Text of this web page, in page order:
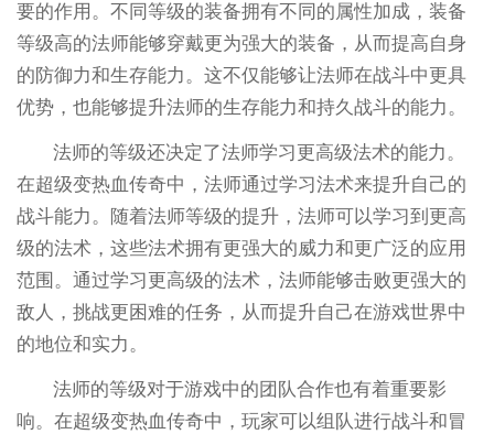
要的作用。不同等级的装备拥有不同的属性加成，装备
等级高的法师能够穿戴更为强大的装备，从而提高自身
的防御力和生存能力。这不仅能够让法师在战斗中更具
优势，也能够提升法师的生存能力和持久战斗的能力。
法师的等级还决定了法师学习更高级法术的能力。
在超级变热血传奇中，法师通过学习法术来提升自己的
战斗能力。随着法师等级的提升，法师可以学习到更高
级的法术，这些法术拥有更强大的威力和更广泛的应用
范围。通过学习更高级的法术，法师能够击败更强大的
敌人，挑战更困难的任务，从而提升自己在游戏世界中
的地位和实力。
法师的等级对于游戏中的团队合作也有着重要影
响。在超级变热血传奇中，玩家可以组队进行战斗和冒